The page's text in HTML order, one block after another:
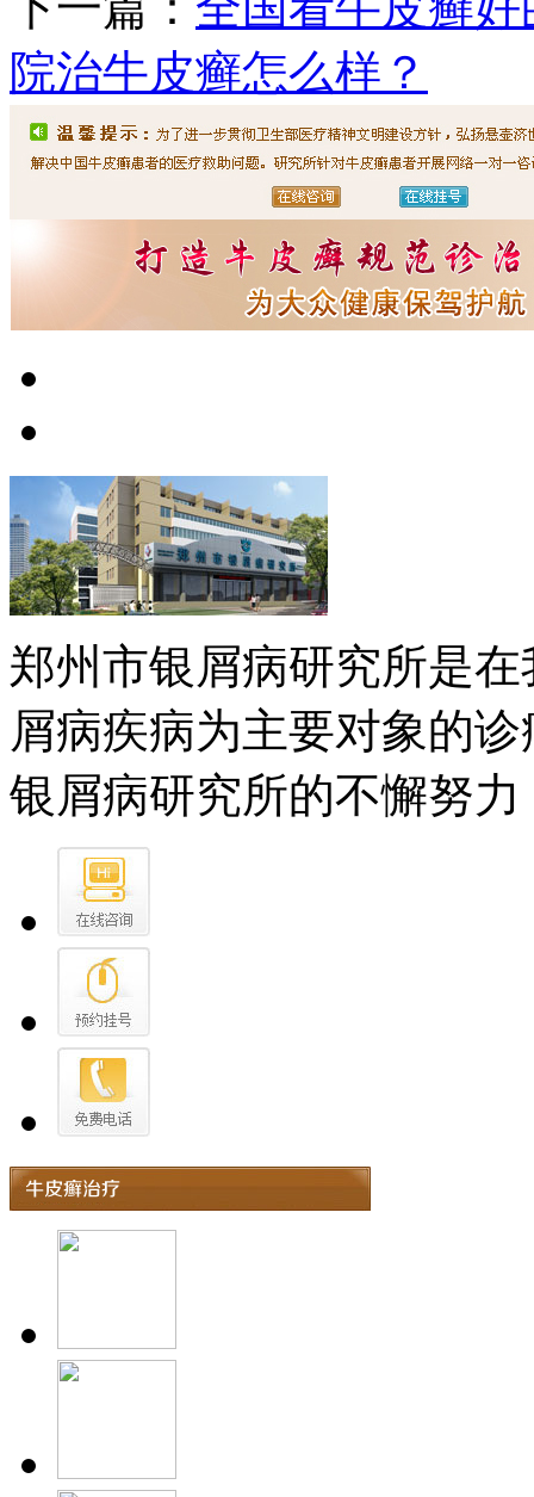
院治牛皮癣怎么样？
郑州市银屑病研究所是
屑病疾病为主要对象的
银屑病研究所的不懈努